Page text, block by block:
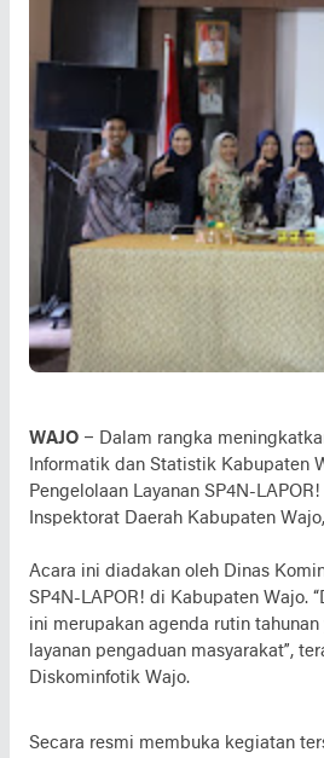
WAJO – Dalam rangka
Informatik dan Statistik Kabupaten
Pengelolaan Layanan SP4N-
Inspektorat Daerah Kabupaten
Acara ini diadakan oleh Dinas
SP4N-LAPOR! di Kabupaten Wajo.
ini merupakan agenda rutin
layanan pengaduan masyarakat”,
Diskominfotik Wajo.
Secara resmi membuka kegiatan